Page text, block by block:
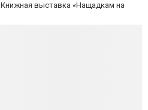
Книжная выставка «Нащадкам на